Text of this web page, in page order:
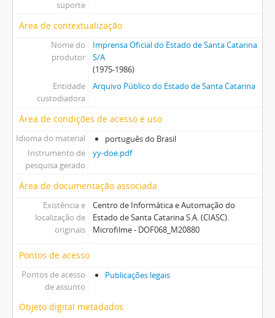
suporte
Área de contextualização
Nome do
produtor
Imprensa Oficial do Estado de Santa Catarina
S/A
(1975-1986)
Entidade
custodiadora
Arquivo Público do Estado de Santa Catarina
Área de condições de acesso e uso
Idioma do material
português do Brasil
Instrumento de
pesquisa gerado
yy-doe.pdf
Área de documentação associada
Existência e
localização de
originais
Centro de Informática e Automação do
Estado de Santa Catarina S.A. (CIASC).
Microfilme - DOF068_M20880
Pontos de acesso
Pontos de acesso
de assunto
Publicações legais
Objeto digital metadados